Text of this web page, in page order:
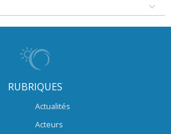
RUBRIQUES
Actualités
Acteurs